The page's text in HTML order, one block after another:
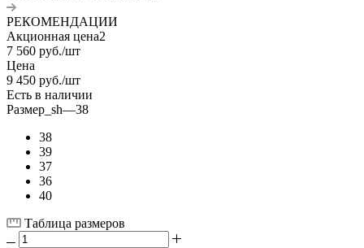
РЕКОМЕНДАЦИИ
Акционная цена2
7 560 руб./шт
Цена
9 450 руб./шт
Есть в наличии
Размер_sh—38
38
39
37
36
40
Таблица размеров